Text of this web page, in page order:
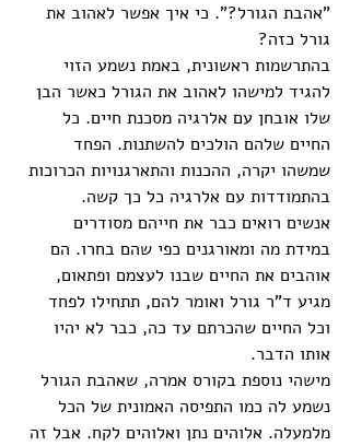
"אהבת הגורל?". כי איך אפשר לאהוב את
גורל כזה?
בהתרשמות ראשונית, באמת נשמע הזוי
להגיד למישהו לאהוב את הגורל כאשר הבן
שלו אובחן עם אלרגיה מסכנת חיים. כל
החיים שלהם הולכים להשתנות. הפחד
שמשהו יקרה, ההכנות והתארגנויות הכרוכות
בהתמודדות עם אלרגיה כל כך קשה.
אנשים רואים כבר את חייהם מסודרים
במידת מה ומאורגנים כפי שהם בחרו. הם
אוהבים את החיים שבנו לעצמם ופתאום,
מגיע ד"ר גורל ואומר להם, תתחילו לפחד
וכל החיים שהכרתם עד כה, כבר לא יהיו
אותו הדבר.
מישהי נוספת בקורס אמרה, שאהבת הגורל
נשמע לה כמו התפיסה האמונית של הכל
מלמעלה. אלוהים נתן ואלוהים לקח. אבל זה